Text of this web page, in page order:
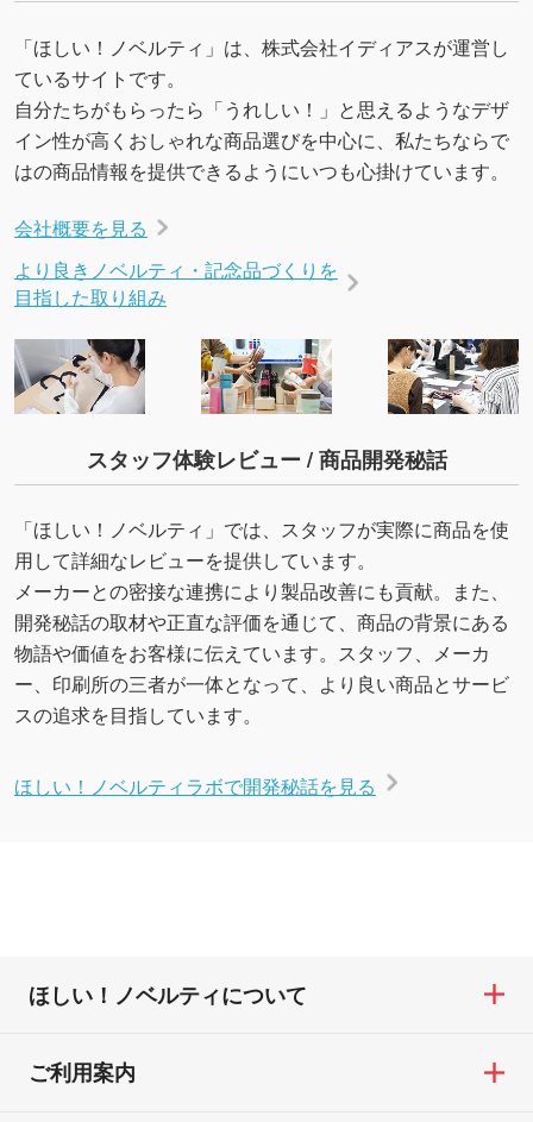
URLをご指定いただければ、QRコードを生成
いたします。配置のご相談にも応じています。
→詳しく見る
「ほしい！ノベルティ」は、株式会社イディアスが運営し
ているサイトです。
自分たちがもらったら「うれしい！」と思えるようなデザ
イン性が高くおしゃれな商品選びを中心に、私たちならで
はの商品情報を提供できるようにいつも心掛けています。
会社概要を見る
より良きノベルティ・記念品づくりを
目指した取り組み
スタッフ体験レビュー / 商品開発秘話
「ほしい！ノベルティ」では、スタッフが実際に商品を使
用して詳細なレビューを提供しています。
メーカーとの密接な連携により製品改善にも貢献。また、
開発秘話の取材や正直な評価を通じて、商品の背景にある
物語や価値をお客様に伝えています。スタッフ、メーカ
ー、印刷所の三者が一体となって、より良い商品とサービ
スの追求を目指しています。
ほしい！ノベルティラボで開発秘話を見る
ほしい！ノベルティについて
ご利用案内